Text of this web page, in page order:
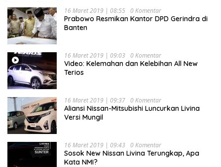
16 Maret 2019 | 08:55 0 Komentar
Prabowo Resmikan Kantor DPD Gerindra di
Banten
16 Maret 2019 | 09:03 0 Komentar
Video: Kelemahan dan Kelebihan All New
Terios
16 Maret 2019 | 09:37 0 Komentar
Aliansi Nissan-Mitsubishi Luncurkan Livina
Versi Mungil
16 Maret 2019 | 09:43 0 Komentar
Sosok New Nissan Livina Terungkap, Apa
Kata NMI?